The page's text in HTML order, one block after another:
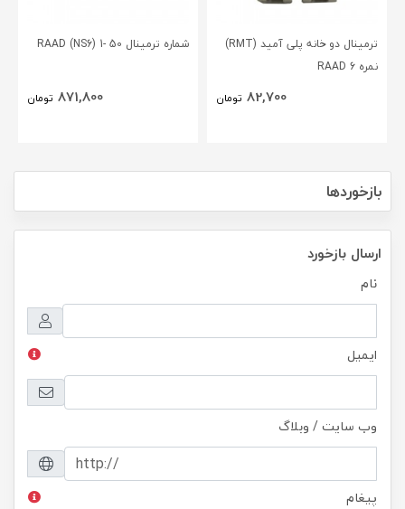
ترمینال دو خانه پلی آمید (RMT)
نمره 6 RAAD
82,700 تومان
شماره ترمینال 50 -1 (RAAD (NS6
871,800 تومان
بازخوردها
ارسال بازخورد
نام
ایمیل
وب سایت / وبلاگ
پیغام